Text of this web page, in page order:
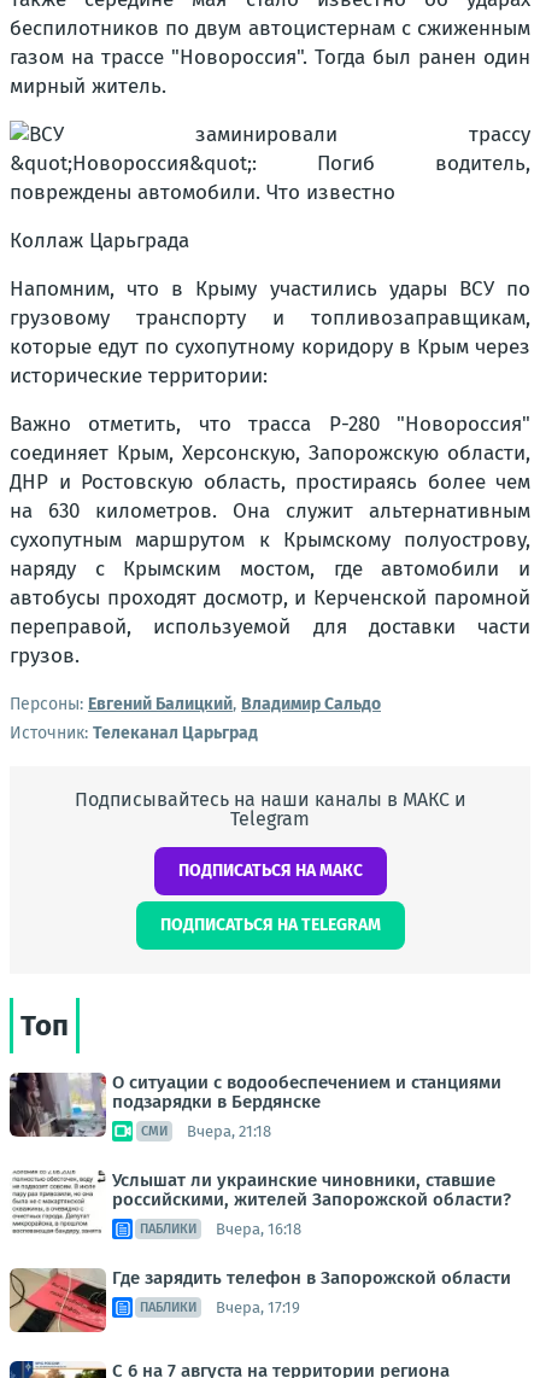
беспилотников по двум автоцистернам с сжиженным
газом на трассе "Новороссия". Тогда был ранен один
мирный житель.
Коллаж Царьграда
Напомним, что в Крыму участились удары ВСУ по
грузовому транспорту и топливозаправщикам,
которые едут по сухопутному коридору в Крым через
исторические территории:
Важно отметить, что трасса Р-280 "Новороссия"
соединяет Крым, Херсонскую, Запорожскую области,
ДНР и Ростовскую область, простираясь более чем
на 630 километров. Она служит альтернативным
сухопутным маршрутом к Крымскому полуострову,
наряду с Крымским мостом, где автомобили и
автобусы проходят досмотр, и Керченской паромной
переправой, используемой для доставки части
грузов.
Персоны: Евгений Балицкий, Владимир Сальдо
Источник: Телеканал Царьград
Подписывайтесь на наши каналы в МАКС и
Telegram
ПОДПИСАТЬСЯ НА МАКС
ПОДПИСАТЬСЯ НА TELEGRAM
Топ
О ситуации с водообеспечением и станциями
подзарядки в Бердянске
СМИ Вчера, 21:18
Услышат ли украинские чиновники, ставшие
российскими, жителей Запорожской области?
ПАБЛИКИ Вчера, 16:18
Где зарядить телефон в Запорожской области
ПАБЛИКИ Вчера, 17:19
С 6 на 7 августа на территории региона